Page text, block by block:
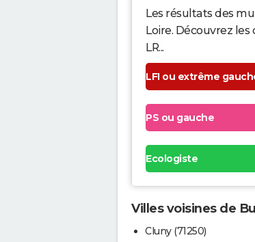
Les résultats des
Loire. Découvrez
LR...
LFI ou extrême
PS ou gauche
Ecologiste
Villes voisines de
Cluny (71250)